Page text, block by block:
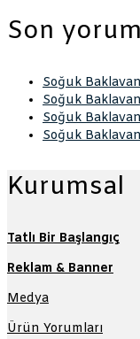
Son
Soğuk
Soğuk
Soğuk
Soğuk
Kurumsal
Tatlı Bir Başlangıç
Reklam & Banner
Medya
Ürün Yorumları